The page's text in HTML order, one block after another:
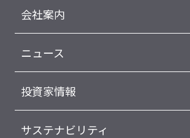
会社案内
ニュース
投資家情報
サステナビリティ